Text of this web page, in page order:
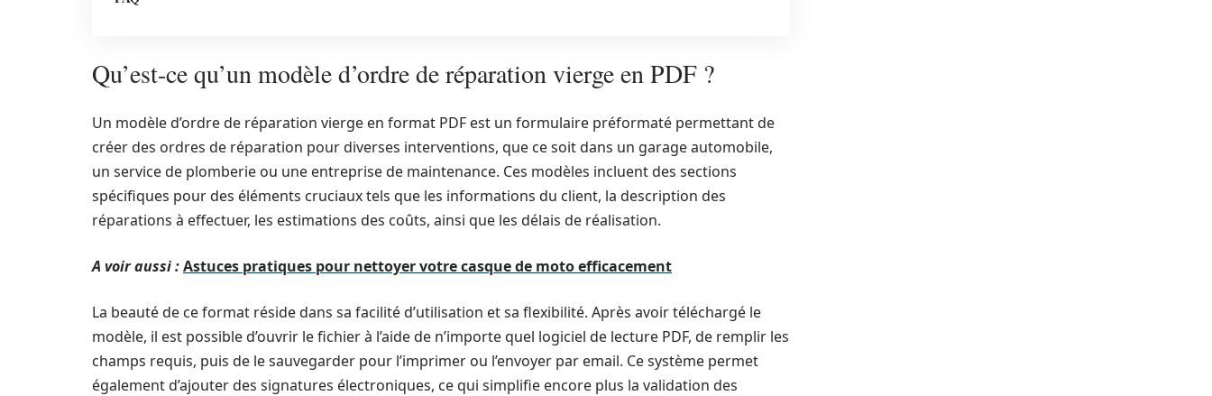
Qu’est-ce qu’un modèle d’ordre de réparation vierge en PDF ?
Un modèle d’ordre de réparation vierge en format PDF est un formulaire préformaté permettant de
créer des ordres de réparation pour diverses interventions, que ce soit dans un garage automobile,
un service de plomberie ou une entreprise de maintenance. Ces modèles incluent des sections
spécifiques pour des éléments cruciaux tels que les informations du client, la description des
réparations à effectuer, les estimations des coûts, ainsi que les délais de réalisation.
A voir aussi :Astuces pratiques pour nettoyer votre casque de moto efficacement
La beauté de ce format réside dans sa facilité d’utilisation et sa flexibilité. Après avoir téléchargé le
modèle, il est possible d’ouvrir le fichier à l’aide de n’importe quel logiciel de lecture PDF, de remplir les
champs requis, puis de le sauvegarder pour l’imprimer ou l’envoyer par email. Ce système permet
également d’ajouter des signatures électroniques, ce qui simplifie encore plus la validation des